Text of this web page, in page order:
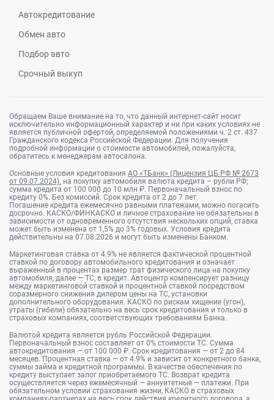
Автокредитование
Обмен авто
Подбор авто
Срочный выкуп
Обращаем Ваше внимание на то, что данный интернет-сайт носит
исключительно информационный характер и ни при каких условиях не
является публичной офертой, определяемой положениями ч. 2 ст. 437
Гражданского кодекса Российской Федерации. Для получения
подробной информации о стоимости автомобилей, пожалуйста,
обратитесь к менеджерам автосалона.
Основные условия кредитования АО «ТБанк» (Лицензия ЦБ РФ № 2673
от 09.07.2024). на покупку автомобиля валюта кредита – рубли РФ;
сумма кредита от 100 000 до 10 млн ₽. Первоначальный взнос по
кредиту 0%. Без комиссий. Срок кредита от 2 до 7 лет.
Погашение кредита ежемесячно равными платежами, можно погасить
досрочно. КАСКО/ФИНКАСКО и личное страхование не обязательны в
зависимости от одновременного отсутствия нескольких опций, ставка
может быть изменена от 1,5% до 3% годовых. Условия кредита
действительны на 07.08.2026 и могут быть изменены Банком.
Маркетинговая ставка от 4.9% не является фактической процентной
ставкой по договору автомобильного кредитования и означает
выраженный в процентах размер трат физического лица на покупку
автомобиля, далее — ТС, в кредит. Автоцентр компенсирует разницу
между маркетинговой ставкой и процентной ставкой посредством
соразмерного снижения дилером цены на ТС, установки
дополнительного оборудования. КАСКО по рискам хищение (угон),
утраты (гибели) обязательно на весь срок кредитования и только в
страховых компаниях, соответствующих требованиям Банка.
Валютой кредита является рубль Российской Федерации.
Первоначальный взнос составляет от 0% стоимости ТС. Сумма
автокредитования — от 100 000 ₽. Срок кредитования — от 2 до 84
месяцев. Процентная ставка — от 4.9% и зависит от конкретного банка,
суммы займа и кредитной программы. В качестве обеспечения по
кредиту выступает залог приобретаемого ТС. Возврат кредита
осуществляется через ежемесячный — аннуитетные — платежи. При
обязательном условии страхования жизни, КАСКО в страховых